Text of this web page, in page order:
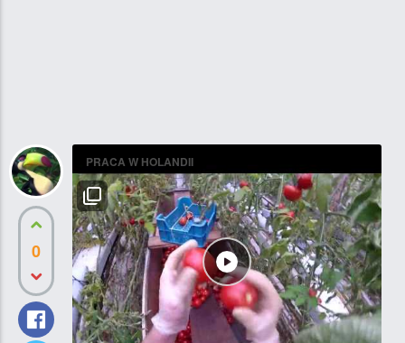
0
PRACA W HOLANDII